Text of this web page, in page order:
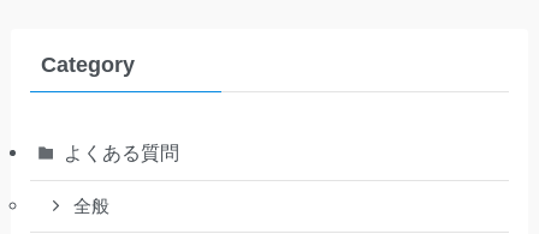
Category
よくある質問
全般